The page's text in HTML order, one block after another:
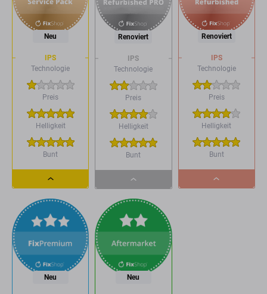
Neu
IPS
Technologie
Preis
Helligkeit
Bunt
Dropdown
button
Renoviert
IPS
Technologie
Preis
Helligkeit
Bunt
Dropdown
button
Renoviert
IPS
Technologie
Preis
Helligkeit
Bunt
Dropdown
Neu Neu